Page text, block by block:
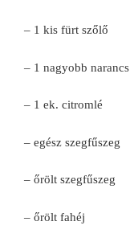
– 1 kis fürt szőlő
– 1 nagyobb narancs
– 1 ek. citromlé
– egész szegfűszeg
– őrölt szegfűszeg
– őrölt fahéj